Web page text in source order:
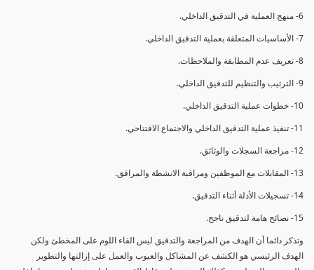
6- منهج العملية في التدقيق الداخلي.
7- الأساسيات المتعلقة بعملية التدقيق الداخلي.
8- تعريف عدم المطابقة والملاحظات.
9- الترتيب والتنظيم للتدقيق الداخلي.
10- خطوات عملية التدقيق الداخلي.
11- تنفيذ عملية التدقيق الداخلي والاجتماع الافتتاحي.
12- مراجعة السجلات والوثائق.
13- المقابلات مع الموظفين ومراقبة الانشطة والمرافق.
14- تسجيلات الأدلة أثناء التدقيق.
15- نصائح هامة لتدقيق ناجح.
وتذكر دائما أن الهدف من المراجعة والتدقيق ليس القاء اللوم على المخطئ ولكن
الهدف الرئيسي هو الكشف عن المشاكل والعيوب والعمل على إزالتها والتطوير